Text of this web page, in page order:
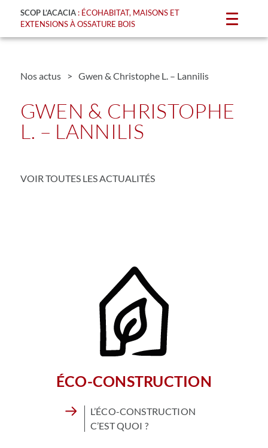
SCOP L’ACACIA: ÉCOHABITAT, MAISONS ET
EXTENSIONS À OSSATURE BOIS
Nos actus > Gwen & Christophe L. – Lannilis
GWEN & CHRISTOPHE
L. – LANNILIS
VOIR TOUTES LES ACTUALITÉS
ÉCO-CONSTRUCTION
L’ÉCO-CONSTRUCTION
C’EST QUOI ?